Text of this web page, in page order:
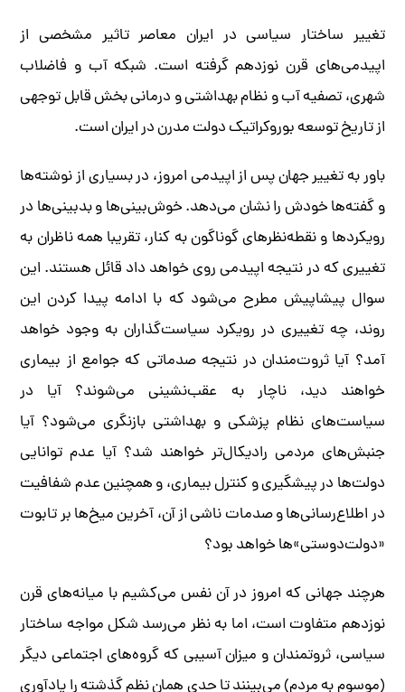
تغییر ساختار سیاسی در ایران معاصر تاثیر مشخصی از
اپیدمی‌های قرن نوزدهم گرفته است. شبکه آب و فاضلاب
شهری، تصفیه آب و نظام بهداشتی و درمانی بخش قابل توجهی
از تاریخ توسعه بوروکراتیک دولت مدرن در ایران است.
باور به تغییر جهان پس از اپیدمی امروز، در بسیاری از نوشته‌ها
و گفته‌ها خودش را نشان می‌دهد. خوش‌بینی‌ها و بدبینی‌ها در
رویکردها و نقطه‌نظرهای گوناگون به کنار، تقریبا همه ناظران به
تغییری که در نتیجه اپیدمی روی خواهد داد قائل هستند. این
سوال پیشاپیش مطرح می‌شود که با ادامه پیدا کردن این
روند، چه تغییری در رویکرد سیاست‌گذاران به وجود خواهد
آمد؟ آیا ثروت‌مندان در نتیجه صدماتی که جوامع از بیماری
خواهند دید، ناچار به عقب‌نشینی می‌شوند؟ آیا در
سیاست‌های نظام پزشکی و بهداشتی بازنگری می‌شود؟ آیا
جنبش‌های مردمی رادیکال‌تر خواهند شد؟ آیا عدم توانایی
دولت‌ها در پیشگیری و کنترل بیماری، و همچنین عدم شفافیت
در اطلاع‌رسانی‌ها و صدمات ناشی از آن، آخرین میخ‌ها بر تابوت
«دولت‌دوستی»ها خواهد بود؟
هرچند جهانی که امروز در آن نفس می‌کشیم با میانه‌های قرن
نوزدهم متفاوت است، اما به نظر می‌رسد شکل مواجه ساختار
سیاسی، ثروتمندان و میزان آسیبی که گروه‌های اجتماعی دیگر
(موسوم به مردم) می‌بینند تا حدی همان نظم گذشته را یادآوری